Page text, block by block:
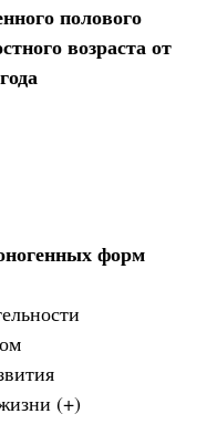
полового
возраста от
форм
(+)